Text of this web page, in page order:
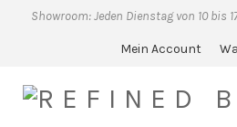
Showroom: Jeden Dienstag von 10 bis
Mein Account